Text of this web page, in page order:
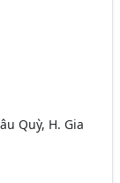
Quỳ, H. Gia